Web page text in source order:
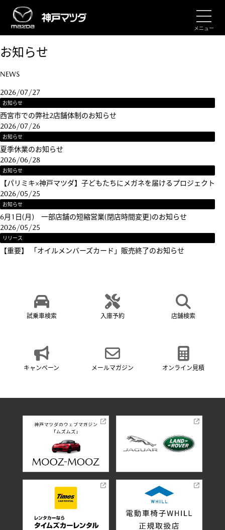
メニュー
お知らせ
NEWS
2026/07/27
お知らせ
西宮市での弊社2店舗体制のお知らせ
2026/07/26
お知らせ
夏季休業のお知らせ
2026/06/28
お知らせ
【パリミキ×神戸マツダ】子どもたちにメガネを届けるプロジェクト
2026/05/25
お知らせ
6月1日(月) 一部店舗の短縮営業(閉店時間変更)のお知らせ
2026/05/25
リリース
【重要】 「オイルメンバーズカード」販売終了のお知らせ
試乗車検索 入庫予約 店舗検索
キャンペーン メールマガジン オンライン見積